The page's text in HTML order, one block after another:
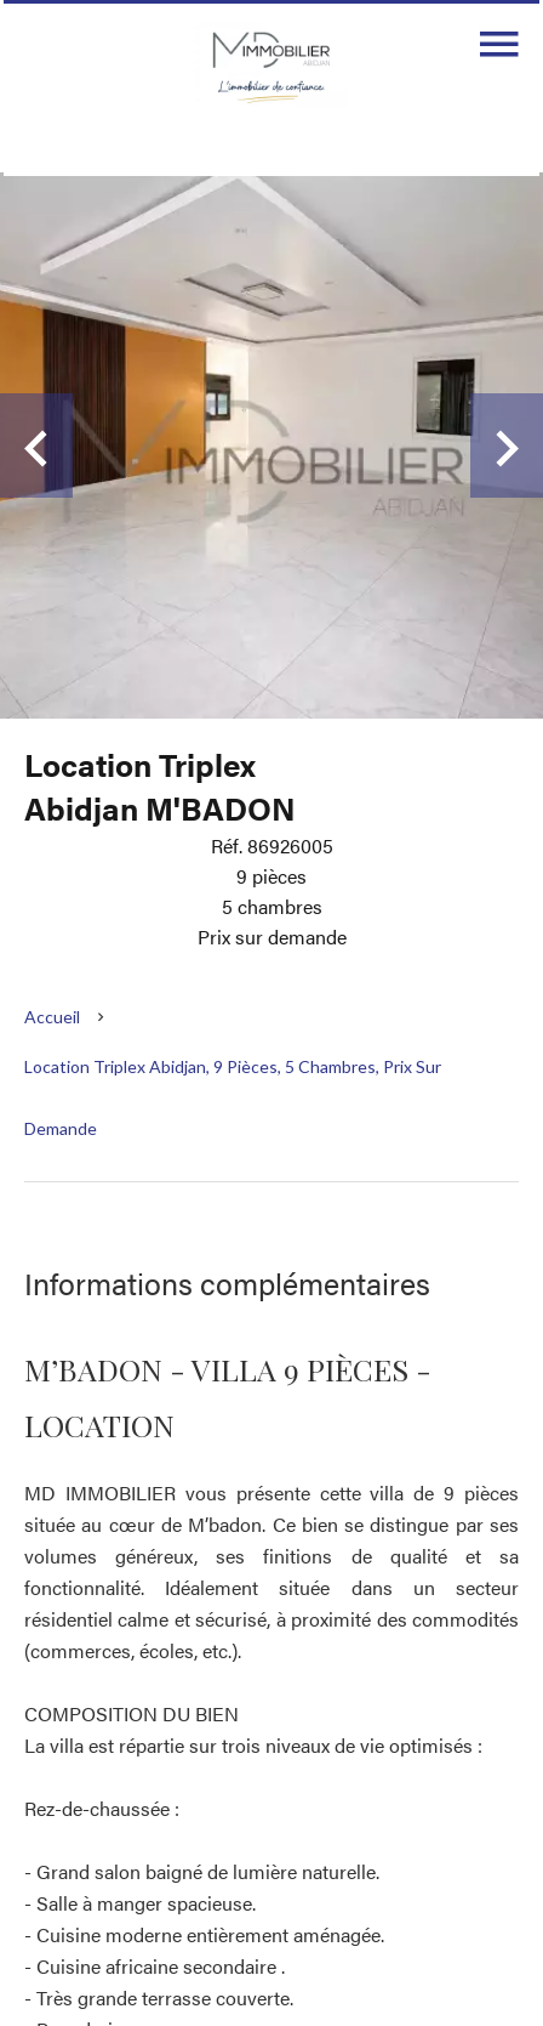
Location Triplex
Abidjan M'BADON
Réf. 86926005
9 pièces
5 chambres
Prix sur demande
Accueil
Location Triplex Abidjan, 9 Pièces, 5 Chambres, Prix Sur
Demande
Informations complémentaires
M’BADON - VILLA 9 PIÈCES -
LOCATION
MD IMMOBILIER vous présente cette villa de 9 pièces
située au cœur de M’badon. Ce bien se distingue par ses
volumes généreux, ses finitions de qualité et sa
fonctionnalité. Idéalement située dans un secteur
résidentiel calme et sécurisé, à proximité des commodités
(commerces, écoles, etc.).
COMPOSITION DU BIEN
La villa est répartie sur trois niveaux de vie optimisés :
Rez-de-chaussée :
- Grand salon baigné de lumière naturelle.
- Salle à manger spacieuse.
- Cuisine moderne entièrement aménagée.
- Cuisine africaine secondaire .
- Très grande terrasse couverte.